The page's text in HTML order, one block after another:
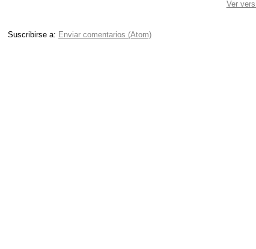
Ver
Suscribirse a: Enviar comentarios (Atom)